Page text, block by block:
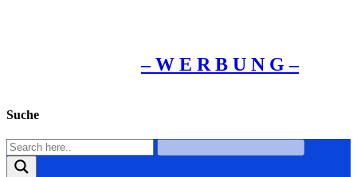
– W Ε R Β U Ν G –
Suche